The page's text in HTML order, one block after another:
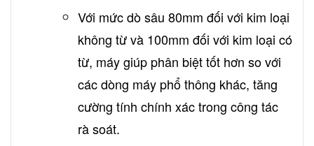
Với mức dò sâu 80mm đối với kim loại
không từ và 100mm đối với kim loại có
từ, máy giúp phân biệt tốt hơn so với
các dòng máy phổ thông khác, tăng
cường tính chính xác trong công tác
rà soát.